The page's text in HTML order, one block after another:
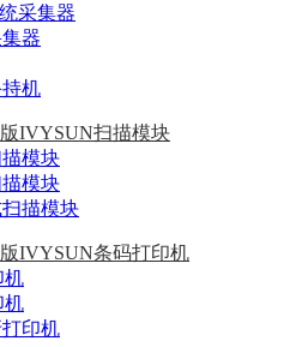
采集器
器
机
IVYSUN扫描模块
模块
模块
描模块
IVYSUN条码打印机
机
机
印机